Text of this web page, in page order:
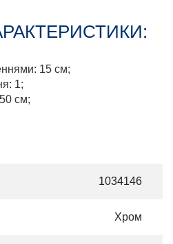
15 см;
1;
см;
1034146
Хром